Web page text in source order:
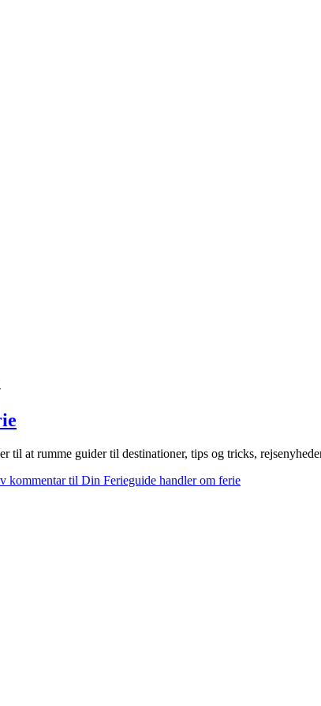
til at rumme guider til destinationer, tips og tricks,
kommentartil Din Ferieguide handler om ferie